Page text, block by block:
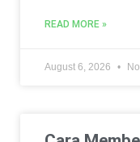
READ MORE »
August 6, 2026